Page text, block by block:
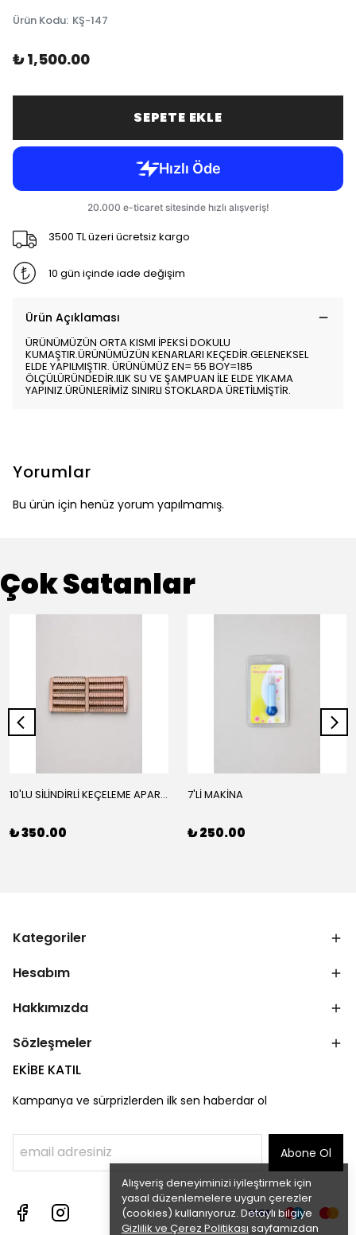
Alışveriş deneyiminizi iyileştirmek için
yasal düzenlemelere uygun çerezler
(cookies) kullanıyoruz. Detaylı bilgiye
Gizlilik ve Çerez Politikası sayfamızdan
Ürün Kodu: KŞ-147
₺ 1,500.00
SEPETE EKLE
3500 TL üzeri ücretsiz kargo
10 gün içinde iade değişim
Ürün Açıklaması
ÜRÜNÜMÜZÜN ORTA KISMI İPEKSİ DOKULU
KUMAŞTIR.ÜRÜNÜMÜZÜN KENARLARI KEÇEDİR.GELENEKSEL
ELDE YAPILMIŞTIR. ÜRÜNÜMÜZ EN= 55 BOY=185
ÖLÇÜLÜRÜNDEDİR.ILIK SU VE ŞAMPUAN İLE ELDE YIKAMA
YAPINIZ.ÜRÜNLERİMİZ SINIRLI STOKLARDA ÜRETİLMİŞTİR.
Yorumlar
Bu ürün için henüz yorum yapılmamış.
Çok Satanlar
10'LU SİLİNDİRLİ KEÇELEME APARATI
₺ 350.00
7'Lİ MAKİNA
₺ 250.00
Kategoriler
Hesabım
Hakkımızda
Sözleşmeler
EKİBE KATIL
Kampanya ve sürprizlerden ilk sen haberdar ol
Abone Ol